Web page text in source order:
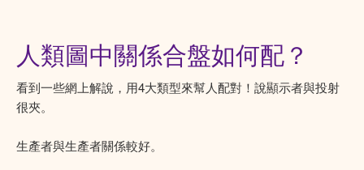
人類圖中關係合盤如何配？
看到一些網上解說，用4大類型來幫人配對！說顯示者與投射
很夾。
生產者與生產者關係較好。